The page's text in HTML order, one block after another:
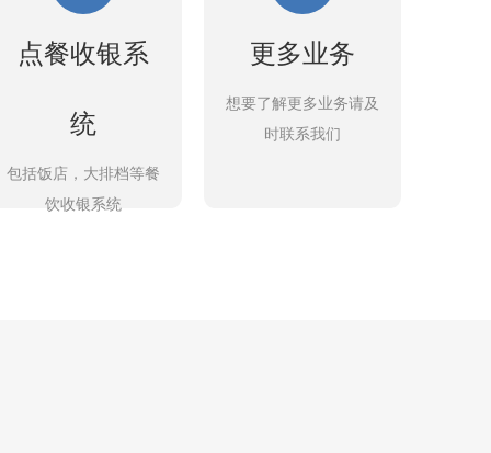
点餐收银系
统
包括饭店，大排档等餐
饮收银系统
更多业务
想要了解更多业务请及
时联系我们